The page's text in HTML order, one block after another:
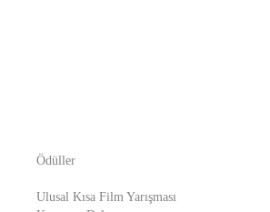
Ödüller
Ulusal Kısa Film Yarışması